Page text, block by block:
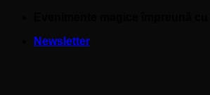
contentNewsletter